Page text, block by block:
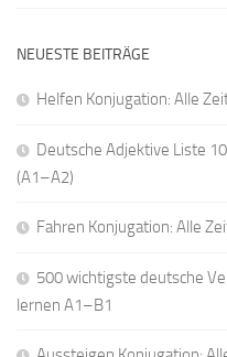
NEUESTE BEITRÄGE
Helfen Konjugation: Alle
Deutsche Adjektive Liste
(A1–A2)
Fahren Konjugation: Alle
500 wichtigste deutsche
lernen A1–B1